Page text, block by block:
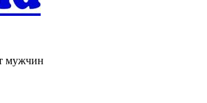
мужчин